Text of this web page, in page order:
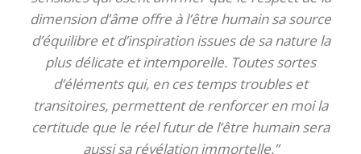
dimension d’âme offre à l’être humain sa source
d’équilibre et d’inspiration issues de sa nature la
plus délicate et intemporelle. Toutes sortes
d’éléments qui, en ces temps troubles et
transitoires, permettent de renforcer en moi la
certitude que le réel futur de l’être humain sera
aussi sa révélation immortelle.”